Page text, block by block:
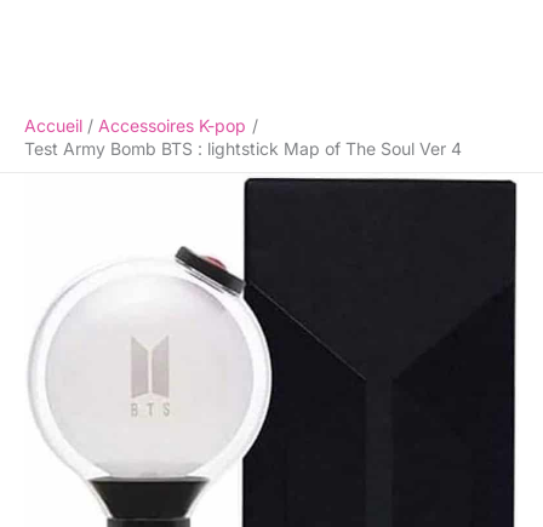
Accueil
Accessoires K-pop
Test Army Bomb BTS : lightstick Map of The Soul Ver 4